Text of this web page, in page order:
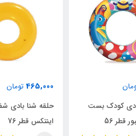
شفاف نارنجی
710,000 تومان
حلقه شنا بادی
صورتی قطر 91 اینتکس